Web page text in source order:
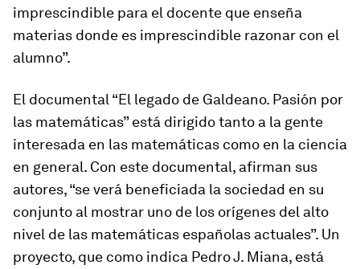
imprescindible para el docente que enseña
materias donde es imprescindible razonar con el
alumno”.
El documental “El legado de Galdeano. Pasión por
las matemáticas” está dirigido tanto a la gente
interesada en las matemáticas como en la ciencia
en general. Con este documental, afirman sus
autores, “se verá beneficiada la sociedad en su
conjunto al mostrar uno de los orígenes del alto
nivel de las matemáticas españolas actuales”. Un
proyecto, que como indica Pedro J. Miana, está